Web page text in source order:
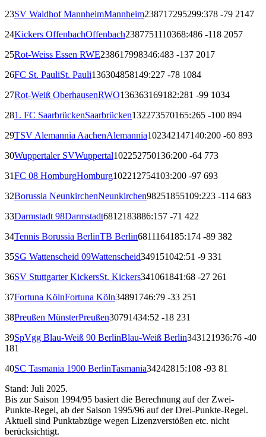
23SV Waldhof MannheimMannheim23871 7295299:378 -79 2147
24Kickers OffenbachOffenbach2387751110368:486 -118 2057
25Rot-Weiss Essen RWE23861 7998346:483 -137 201 7
26FC St. PauliSt. Pauli136304858149:227 -78 1084
27Rot-Weiß OberhausenRWO136363169182:281 -99 1034
281. FC SaarbrückenSaarbrücken132273570165:265 -100 894
29TSV Alemannia AachenAlemannia102342147140:200 -60 893
30Wuppertaler SVWuppertal102252750136:200 -64 773
31FC 08 HomburgHomburg10221 2754103:200 -97 693
32Borussia NeunkirchenNeunkirchen98251855109:223 -114 683
33Darmstadt 98Darmstadt6812183886:157 -71 422
34Tennis Borussia BerlinTB Berlin6811164185:174 -89 382
35SG Wattenscheid 09Wattenscheid349151042:51 -9 331
36SV Stuttgarter KickersSt. Kickers341061841:68 -27 261
37Fortuna KölnFortuna Köln34891746:79 -33 251
38Preußen MünsterPreußen30791434:52 -18 231
39SpVgg Blau-Weiß 90 BerlinBlau-Weiß Berlin343121936:76 -40
181
40SC Tasmania 1900 BerlinTasmania34242815:108 -93 81
Stand: Juli 2025.
Bis zur Saison 1994/95 basiert die Berechnung auf der Zwei-
Punkte-Regel, ab der Saison 1995/96 auf der Drei-Punkte-Regel.
Aktuell sind Punktabzüge wegen Lizenzverstößen etc. nicht
berücksichtigt.